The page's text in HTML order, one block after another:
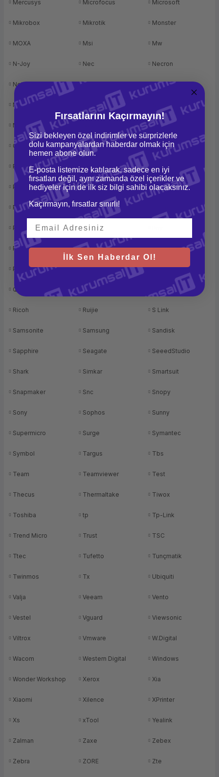
Mercusys Microfocus Microsoft
Mikrobox Mikrotik Monster
MOXA Msi Mw
N-Joy Nec Necron
Netatmo Netgear Newland
Nikon Nod32 Notebook
Npo OEM
Oki Örnek Marka Ozone
Palo Alto Panasonic Panda
Perfects Perkon Philips
Pioneer Piranha
Plantronics Plm
Port Possify Printronix
Prolink Promise Qnap
QPORT Qua Revopoint
Ricoh Ruijie S Link
Samsonite Samsung Sandisk
Sapphire Seagate SeeedStudio
Shark Simkar Smartsuit
Snapmaker Snc Snopy
Sony Sophos Sunny
Supermicro Surge Symantec
Symbol Targus Tbs
Team Teamviewer Test
Thecus Thermaltake Tiwox
Toshiba tp Tp-Link
Trend Micro Trust TSC
Ttec Tufetto Tunçmatik
Twinmos Tx Ubiquiti
Valja Veeam Vento
Vestel Vguard Viewsonic
Viltrox Vmware W.Digital
Wacom Western Digital Windows
Wonder Workshop Xerox Xia
Xiaomi Xilence XPrinter
Xs xTool Yealink
Zalman Zaxe Zebex
Zebra ZORE Zte
Fırsatlarını Kaçırmayın!
Sizi bekleyen özel indirimler ve sürprizlerle
dolu kampanyalardan haberdar olmak için
hemen abone olun.
E-posta listemize katılarak, sadece en iyi
fırsatları değil, aynı zamanda özel içerikler ve
hediyeler için de ilk siz bilgi sahibi olacaksınız.
Kaçırmayın, fırsatlar sınırlı!
İlk Sen Haberdar Ol!